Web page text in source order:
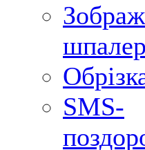
SMS-